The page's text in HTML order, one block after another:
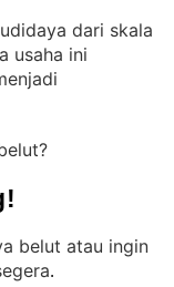
dari skala
usaha ini
belut atau ingin
.